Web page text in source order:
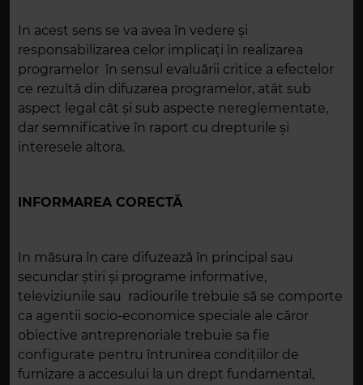
In acest sens se va avea în vedere şi
responsabilizarea celor implicați în realizarea
programelor în sensul evaluării critice a efectelor
ce rezultă din difuzarea programelor, atât sub
aspect legal cât și sub aspecte nereglementate,
dar semnificative în raport cu drepturile și
interesele altora.
INFORMAREA CORECTĂ
In măsura în care difuzează în principal sau
secundar ştiri şi programe informative,
televiziunile sau radiourile trebuie să se comporte
ca agentii socio-economice speciale ale căror
obiective antreprenoriale trebuie sa fie
configurate pentru întrunirea condiţiilor de
furnizare a accesului la un drept fundamental,